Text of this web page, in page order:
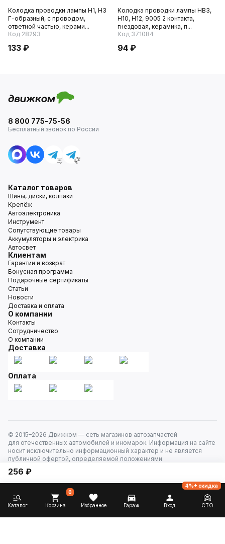
Колодка проводки лампы H1, H3
Г-образный, с проводом,
ответной частью, керами...
Код 28293
133 ₽
Колодка проводки лампы НВ3,
Н10, Н12, 9005 2 контакта,
гнездовая, керамика, п...
Код 371084
94 ₽
256 ₽
8 800 775-75-56
Бесплатный звонок по России
Каталог товаров
Шины, диски, колпаки
Крепёж
Автоэлектроника
Инструмент
Сопутствующие товары
Аккумуляторы и электрика
Автосвет
Клиентам
Гарантии и возврат
Бонусная программа
Подарочные сертификаты
Статьи
Новости
Доставка и оплата
О компании
Контакты
Сотрудничество
О компании
Доставка
Оплата
© 2015–2026 Движком — сеть магазинов автозапчастей
для отечественных автомобилей и иномарок. Информация на сайте
носит исключительно информационный характер и не является
публичной офертой, определяемой положениями
Каталог Корзина
0
Избранное Гараж Вход СТО
4%+ скидка